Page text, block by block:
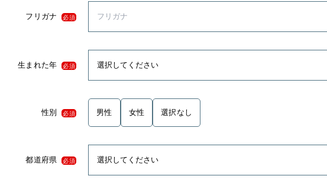
フリガナ 必須
生まれた年 必須
性別 必須 男性 女性 選択なし
都道府県 必須